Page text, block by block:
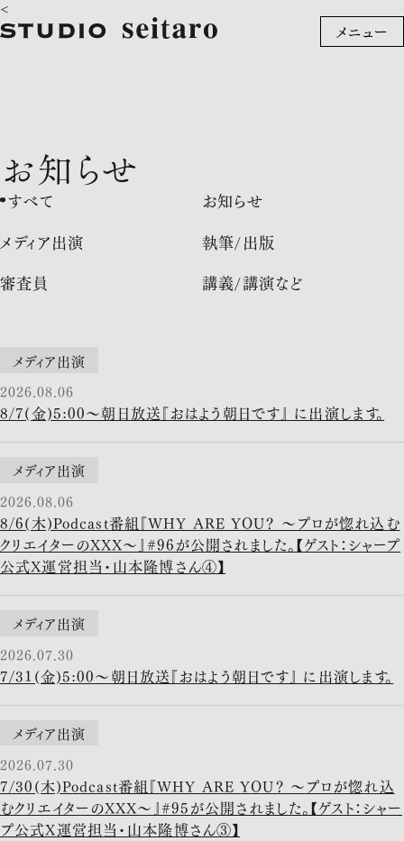
メニュー
お知らせ
ニュースレター
お問い合わせ
<
すべて
お知らせ
メディア出演
執筆/出版
審査員
講義/講演など
メディア出演
2026.08.06
8/7(金)5:00〜朝日放送『おはよう朝日です』 に出演します。
メディア出演
2026.08.06
8/6(木)Podcast番組『WHY ARE YOU？ ～プロが惚れ込む
クリエイターのXXX～』#96が公開されました。【ゲスト：シャープ
公式X運営担当・山本隆博さん④】
メディア出演
2026.07.30
7/31(金)5:00〜朝日放送『おはよう朝日です』 に出演します。
メディア出演
2026.07.30
7/30(木)Podcast番組『WHY ARE YOU？ ～プロが惚れ込
むクリエイターのXXX～』#95が公開されました。【ゲスト：シャー
プ公式X運営担当・山本隆博さん③】